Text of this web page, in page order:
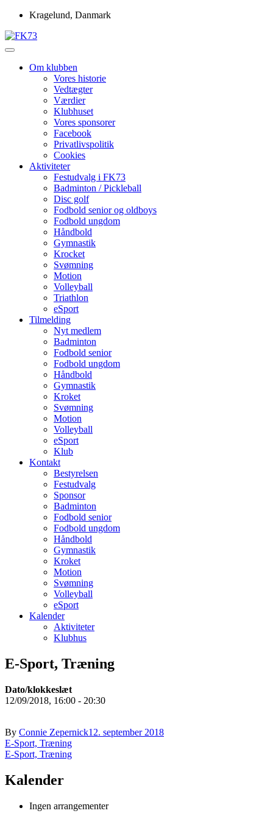
Skip
content
Kragelund, Danmark
FK73
Om klubben
Vores historie
Vedtægter
Værdier
Klubhuset
Vores sponsorer
Facebook
Privatlivspolitik
Cookies
Aktiviteter
Festudvalg i FK73
Badminton / Pickleball
Disc golf
Fodbold senior og oldboys
Fodbold ungdom
Håndbold
Gymnastik
Krocket
Svømning
Motion
Volleyball
Triathlon
eSport
Tilmelding
Nyt medlem
Badminton
Fodbold senior
Fodbold ungdom
Håndbold
Gymnastik
Kroket
Svømning
Motion
Volleyball
eSport
Klub
Kontakt
Bestyrelsen
Festudvalg
Sponsor
Badminton
Fodbold senior
Fodbold ungdom
Håndbold
Gymnastik
Kroket
Motion
Svømning
Volleyball
eSport
Kalender
Aktiviteter
Klubhus
E-Sport, Træning
Dato/klokkeslæt
12/09/2018, 16:00 - 20:30
By Connie Zepernick12. september 2018
Indlægsnavigation
E-Sport, Træning
E-Sport, Træning
Kalender
Ingen arrangementer